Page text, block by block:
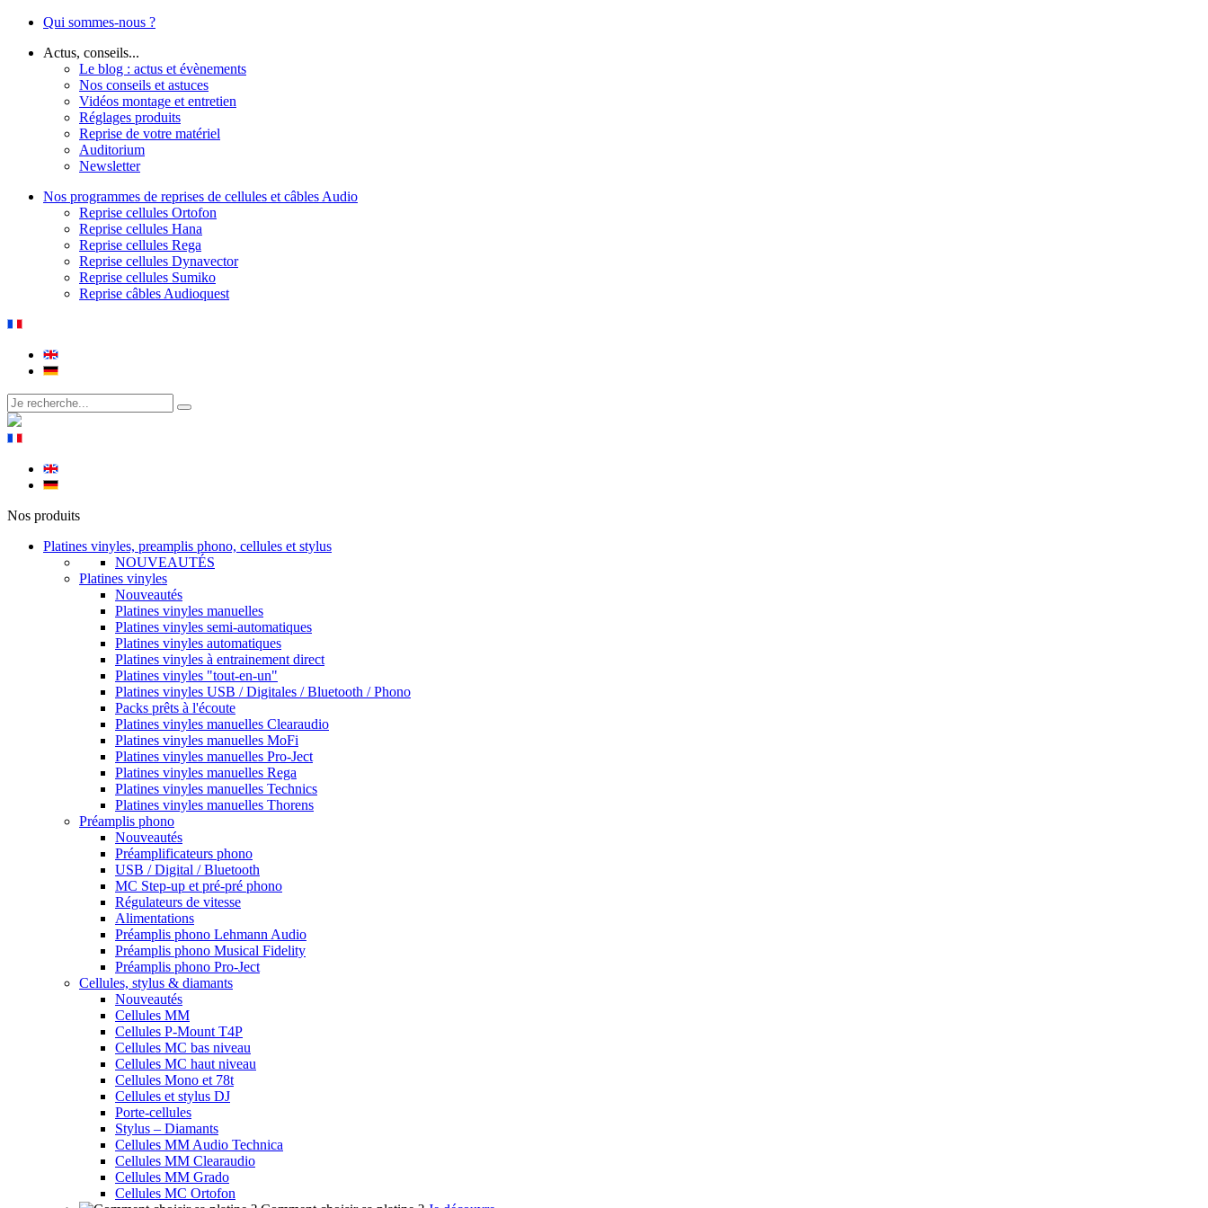
Qui sommes-nous ?
Actus, conseils...
Le blog : actus et évènements
Nos conseils et astuces
Vidéos montage et entretien
Réglages produits
Reprise de votre matériel
Auditorium
Newsletter
Nos programmes de reprises de cellules et câbles Audio
Reprise cellules Ortofon
Reprise cellules Hana
Reprise cellules Rega
Reprise cellules Dynavector
Reprise cellules Sumiko
Reprise câbles Audioquest
Nos produits
Platines vinyles, preamplis phono, cellules et stylus
NOUVEAUTÉS
Platines vinyles
Nouveautés
Platines vinyles manuelles
Platines vinyles semi-automatiques
Platines vinyles automatiques
Platines vinyles à entrainement direct
Platines vinyles "tout-en-un"
Platines vinyles USB / Digitales / Bluetooth / Phono
Packs prêts à l'écoute
Platines vinyles manuelles Clearaudio
Platines vinyles manuelles MoFi
Platines vinyles manuelles Pro-Ject
Platines vinyles manuelles Rega
Platines vinyles manuelles Technics
Platines vinyles manuelles Thorens
Préamplis phono
Nouveautés
Préamplificateurs phono
USB / Digital / Bluetooth
MC Step-up et pré-pré phono
Régulateurs de vitesse
Alimentations
Préamplis phono Lehmann Audio
Préamplis phono Musical Fidelity
Préamplis phono Pro-Ject
Cellules, stylus & diamants
Nouveautés
Cellules MM
Cellules P-Mount T4P
Cellules MC bas niveau
Cellules MC haut niveau
Cellules Mono et 78t
Cellules et stylus DJ
Porte-cellules
Stylus – Diamants
Cellules MM Audio Technica
Cellules MM Clearaudio
Cellules MM Grado
Cellules MC Ortofon